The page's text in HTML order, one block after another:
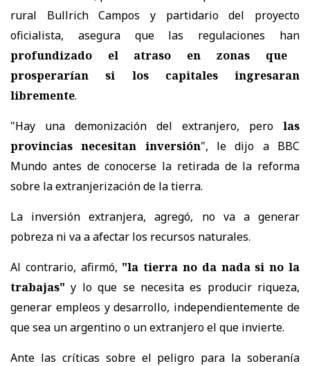
rural Bullrich Campos y partidario del proyecto
oficialista, asegura que las regulaciones han
profundizado el atraso en zonas que
prosperarían si los capitales ingresaran
libremente.
"Hay una demonización del extranjero, pero las
provincias necesitan inversión", le dijo a BBC
Mundo antes de conocerse la retirada de la reforma
sobre la extranjerización de la tierra.
La inversión extranjera, agregó, no va a generar
pobreza ni va a afectar los recursos naturales.
Al contrario, afirmó, "la tierra no da nada si no la
trabajas" y lo que se necesita es producir riqueza,
generar empleos y desarrollo, independientemente de
que sea un argentino o un extranjero el que invierte.
Ante las críticas sobre el peligro para la soberanía